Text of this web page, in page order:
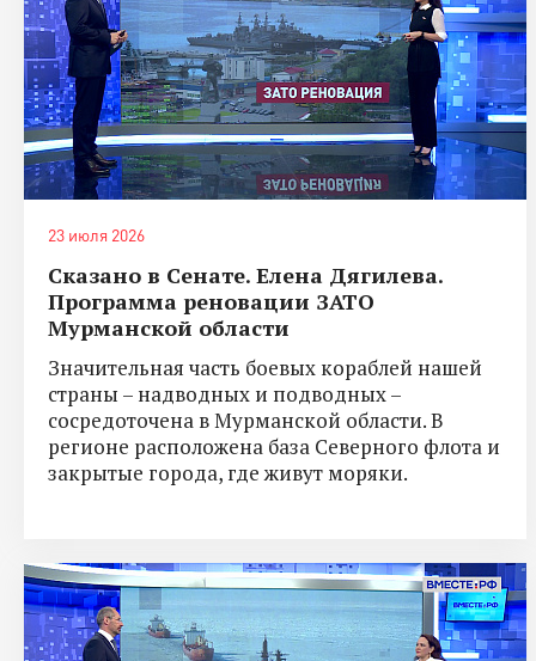
23 июля 2026
Сказано в Сенате. Елена Дягилева.
Программа реновации ЗАТО
Мурманской области
Значительная часть боевых кораблей нашей
страны – надводных и подводных –
сосредоточена в Мурманской области. В
регионе расположена база Северного флота и
закрытые города, где живут моряки.